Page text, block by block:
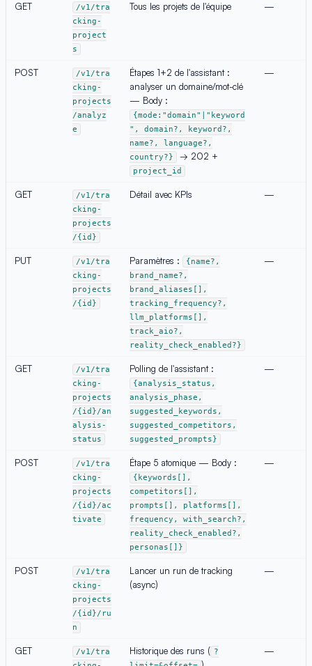
GET
/v1/tra
cking-
project
s
Tous les projets de l'équipe —
POST
/v1/tra
cking-
projects
/analyz
e
Étapes 1+2 de l'assistant :
analyser un domaine/mot-clé
— Body :
{mode:"domain"|"keyword
", domain?, keyword?,
name?, language?,
country?}
→ 202 +
project_id
—
GET
/v1/tra
cking-
projects
/{id}
Détail avec KPIs —
PUT
/v1/tra
cking-
projects
/{id}
Paramètres :
{name?,
brand_name?,
brand_aliases[],
tracking_frequency?,
llm_platforms[],
track_aio?,
reality_check_enabled?}
—
GET
/v1/tra
cking-
projects
/{id}/an
alysis-
status
Polling de l'assistant :
{analysis_status,
analysis_phase,
suggested_keywords,
suggested_competitors,
suggested_prompts}
—
POST
/v1/tra
cking-
projects
/{id}/ac
tivate
Étape 5 atomique — Body :
{keywords[],
competitors[],
prompts[], platforms[],
frequency, with_search?,
reality_check_enabled?,
personas[]}
—
POST
/v1/tra
cking-
projects
/{id}/ru
n
Lancer un run de tracking
(async)
—
GET
/v1/tra
Historique des runs ( ?
—